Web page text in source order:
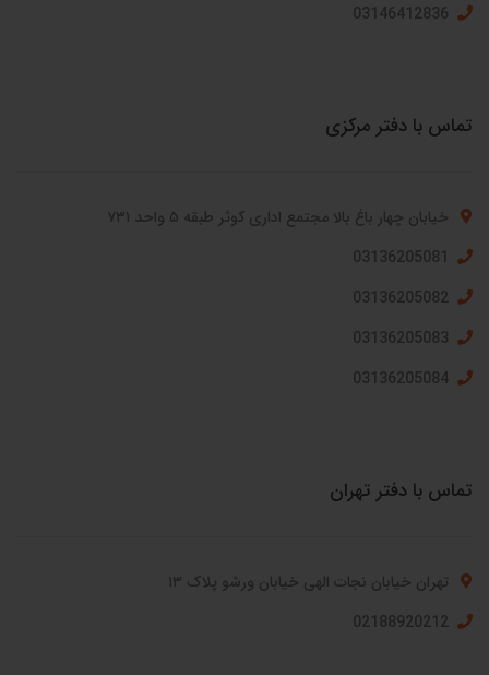
03146412836
تماس با دفتر مرکزی
خیابان چهار باغ بالا مجتمع اداری کوثر طبقه ۵ واحد ۷۳۱
03136205081
03136205082
03136205083
03136205084
تماس با دفتر تهران
تهران خیابان نجات الهی خیابان ورشو پلاک ۱۳
02188920212